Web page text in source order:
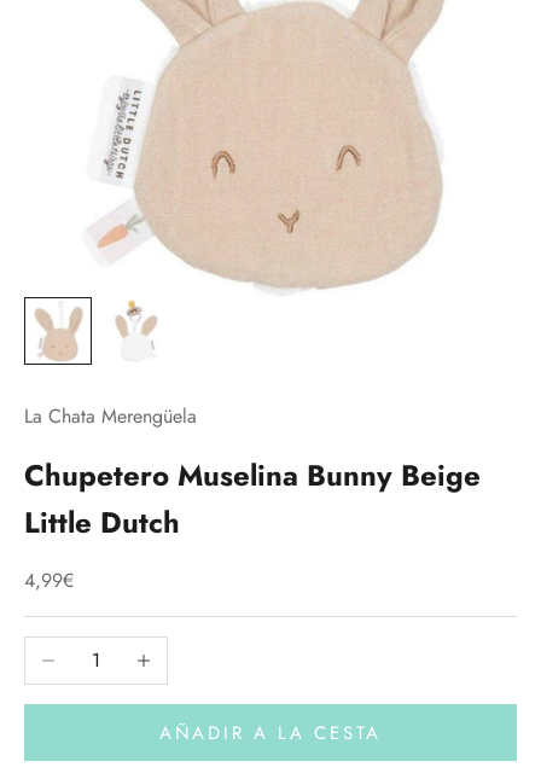
La Chata Merengüela
Chupetero Muselina Bunny Beige
Little Dutch
Precio de oferta
4,99€
Reducir cantidadAumentar cantidad
AÑADIR A LA CESTA